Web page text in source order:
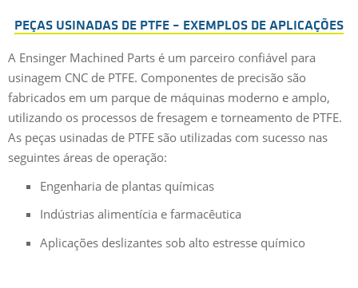
PEÇAS USINADAS DE PTFE – EXEMPLOS DE APLICAÇÕES
A Ensinger Machined Parts é um parceiro confiável para
usinagem CNC de PTFE. Componentes de precisão são
fabricados em um parque de máquinas moderno e amplo,
utilizando os processos de fresagem e torneamento de PTFE.
As peças usinadas de PTFE são utilizadas com sucesso nas
seguintes áreas de operação:
Engenharia de plantas químicas
Indústrias alimentícia e farmacêutica
Aplicações deslizantes sob alto estresse químico